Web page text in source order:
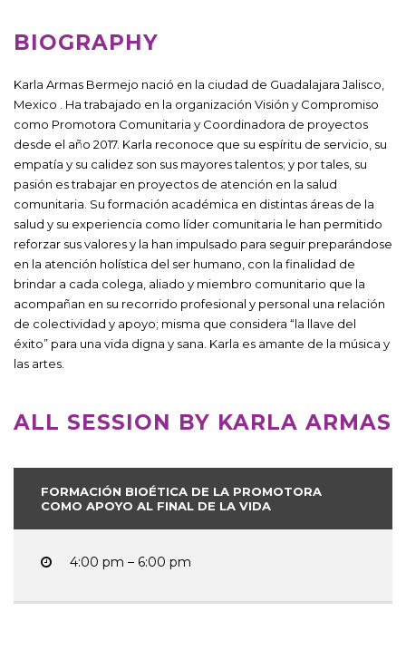
BIOGRAPHY
Karla Armas Bermejo nació en la ciudad de Guadalajara Jalisco,
Mexico . Ha trabajado en la organización Visión y Compromiso
como Promotora Comunitaria y Coordinadora de proyectos
desde el año 2017. Karla reconoce que su espíritu de servicio, su
empatía y su calidez son sus mayores talentos; y por tales, su
pasión es trabajar en proyectos de atención en la salud
comunitaria. Su formación académica en distintas áreas de la
salud y su experiencia como líder comunitaria le han permitido
reforzar sus valores y la han impulsado para seguir preparándose
en la atención holística del ser humano, con la finalidad de
brindar a cada colega, aliado y miembro comunitario que la
acompañan en su recorrido profesional y personal una relación
de colectividad y apoyo; misma que considera “la llave del
éxito” para una vida digna y sana. Karla es amante de la música y
las artes.
ALL SESSION BY KARLA ARMAS
FORMACIÓN BIOÉTICA DE LA PROMOTORA
COMO APOYO AL FINAL DE LA VIDA
4:00 pm – 6:00 pm